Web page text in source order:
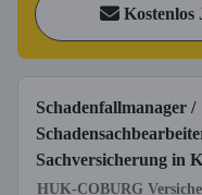
Kostenlos
Schadenfallmanager /
Sachversicherung in
HUK-COBURG